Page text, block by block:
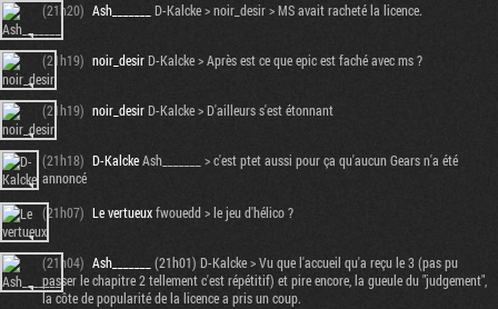
(21h20) Ash_______ D-Kalcke > noir_desir > MS avait racheté la licence.
(21h19) noir_desirD-Kalcke > Après est ce que epic est faché avec ms ?
(21h19) noir_desirD-Kalcke > D'ailleurs s'est étonnant
(21h18) D-KalckeAsh_______ > c'est ptet aussi pour ça qu'aucun Gears n'a été
annoncé
(21h07) Le vertueuxfwouedd > le jeu d'hélico ?
(21h04) Ash_______
(21h01) D-Kalcke > Vu que l'accueil qu'a reçu le 3 (pas pu
passer le chapitre 2 tellement c'est répétitif) et pire encore, la gueule du "judgement",
la côte de popularité de la licence a pris un coup.